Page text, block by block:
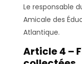
Le responsable
Amicale des
Atlantique.
Article 4 –